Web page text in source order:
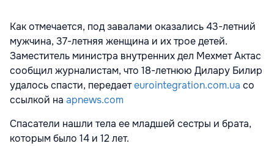
Как отмечается, под завалами оказались 43-летний
мужчина, 37-летняя женщина и их трое детей.
Заместитель министра внутренних дел Мехмет Актас
сообщил журналистам, что 18-летнюю Дилару Билир
удалось спасти, передаетeurointegration.com.ua со
ссылкой на apnews.com
Спасатели нашли тела ее младшей сестры и брата,
которым было 14 и 12 лет.